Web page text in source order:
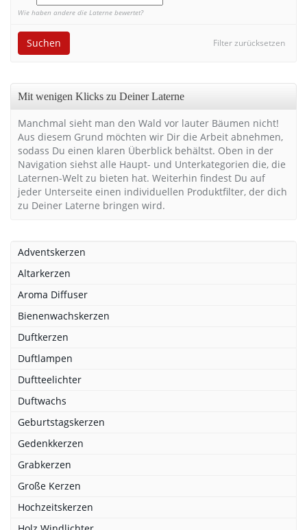
Wie haben andere die Laterne bewertet?
Filter zurücksetzen
Suchen
Mit wenigen Klicks zu Deiner Laterne
Manchmal sieht man den Wald vor lauter Bäumen nicht!
Aus diesem Grund möchten wir Dir die Arbeit abnehmen,
sodass Du einen klaren Überblick behältst. Oben in der
Navigation siehst alle Haupt- und Unterkategorien die, die
Laternen-Welt zu bieten hat. Weiterhin findest Du auf
jeder Unterseite einen individuellen Produktfilter, der dich
zu Deiner Laterne bringen wird.
Adventskerzen
Altarkerzen
Aroma Diffuser
Bienenwachskerzen
Duftkerzen
Duftlampen
Duftteelichter
Duftwachs
Geburtstagskerzen
Gedenkkerzen
Grabkerzen
Große Kerzen
Hochzeitskerzen